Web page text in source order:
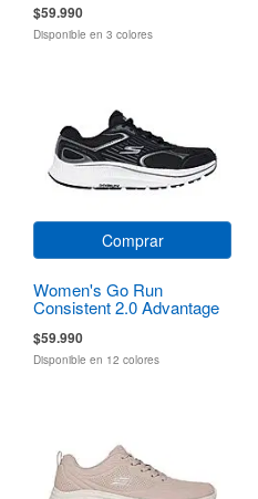
$59.990
Disponible en 3 colores
Comprar
Women's Go Run
Consistent 2.0 Advantage
$59.990
Disponible en 12 colores